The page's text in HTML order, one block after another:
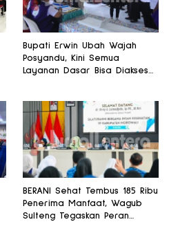
Bupati Erwin Ubah Wajah
Posyandu, Kini Semua
Layanan Dasar Bisa Diakses
BERANI Sehat Tembus 185 Ribu
Penerima Manfaat, Wagub
Sulteng Tegaskan Peran